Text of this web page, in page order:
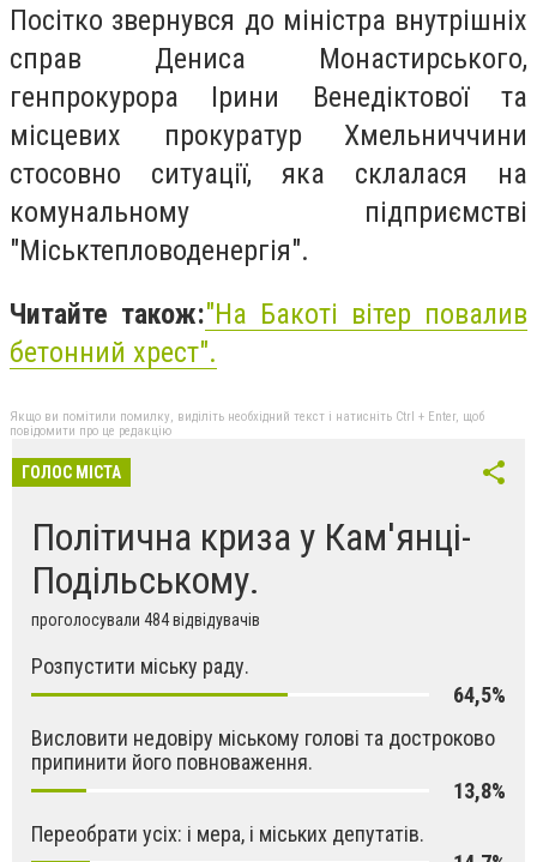
Посітко звернувся до міністра внутрішніх
справ Дениса Монастирського,
генпрокурора Ірини Венедіктової та
місцевих прокуратур Хмельниччини
стосовно ситуації, яка склалася на
комунальному підприємстві
"Міськтепловоденергія".
Читайте також:"На Бакоті вітер повалив
бетонний хрест".
Якщо ви помітили помилку, виділіть необхідний текст і натисніть Ctrl + Enter, щоб
повідомити про це редакцію
ГОЛОС МІСТА
Політична криза у Кам'янці-
Подільському.
проголосували 484 відвідувачів
Розпустити міську раду.
64,5%
Висловити недовіру міському голові та достроково
припинити його повноваження.
13,8%
Переобрати усіх: і мера, і міських депутатів.